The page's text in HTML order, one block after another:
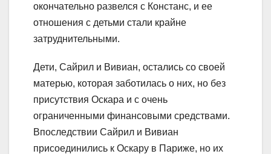
окончательно развелся с Констанс, и ее
отношения с детьми стали крайне
затруднительными.
Дети, Сайрил и Вивиан, остались со своей
матерью, которая заботилась о них, но без
присутствия Оскара и с очень
ограниченными финансовыми средствами.
Впоследствии Сайрил и Вивиан
присоединились к Оскару в Париже, но их